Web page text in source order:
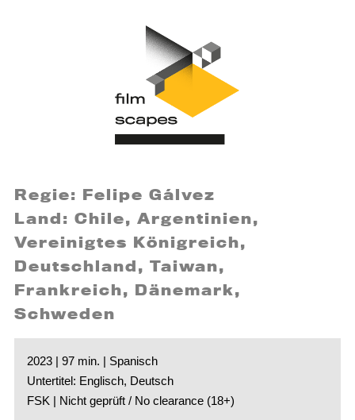
Regie: Felipe Gálvez
Land: Chile, Argentinien,
Vereinigtes Königreich,
Deutschland, Taiwan,
Frankreich, Dänemark,
Schweden
2023 | 97 min. | Spanisch
Untertitel: Englisch, Deutsch
FSK | Nicht geprüft / No clearance (18+)